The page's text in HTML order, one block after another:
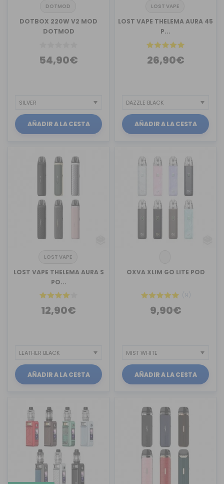
DOTMOD
DOTBOX 220W V2 MOD
DOTMOD
54,90€
AÑADIR A LA CESTA
LOST VAPE
LOST VAPE THELEMA AURA 45
P...
26,90€
AÑADIR A LA CESTA
LOST VAPE
LOST VAPE THELEMA AURA S
PO...
12,90€
AÑADIR A LA CESTA
OXVA XLIM GO LITE POD
(9)
9,90€
AÑADIR A LA CESTA